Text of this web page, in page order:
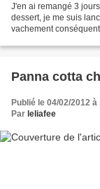
J'en ai remangé 3
dessert, je me suis
vachement
Panna cotta
Publié le 04/02/2012 à
Par leliafee